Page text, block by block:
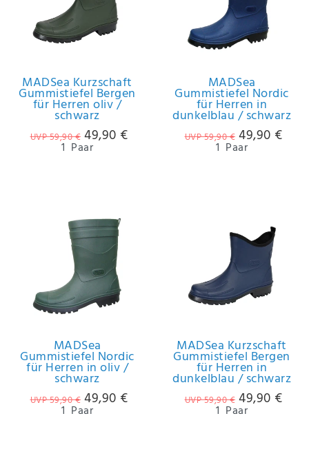
MADSea Kurzschaft
Gummistiefel Bergen
für Herren oliv /
schwarz
UVP 59,90 € 49,90 €
1 Paar
MADSea
Gummistiefel Nordic
für Herren in
dunkelblau / schwarz
UVP 59,90 € 49,90 €
1 Paar
MADSea
Gummistiefel Nordic
für Herren in oliv /
schwarz
UVP 59,90 € 49,90 €
1 Paar
MADSea Kurzschaft
Gummistiefel Bergen
für Herren in
dunkelblau / schwarz
UVP 59,90 € 49,90 €
1 Paar